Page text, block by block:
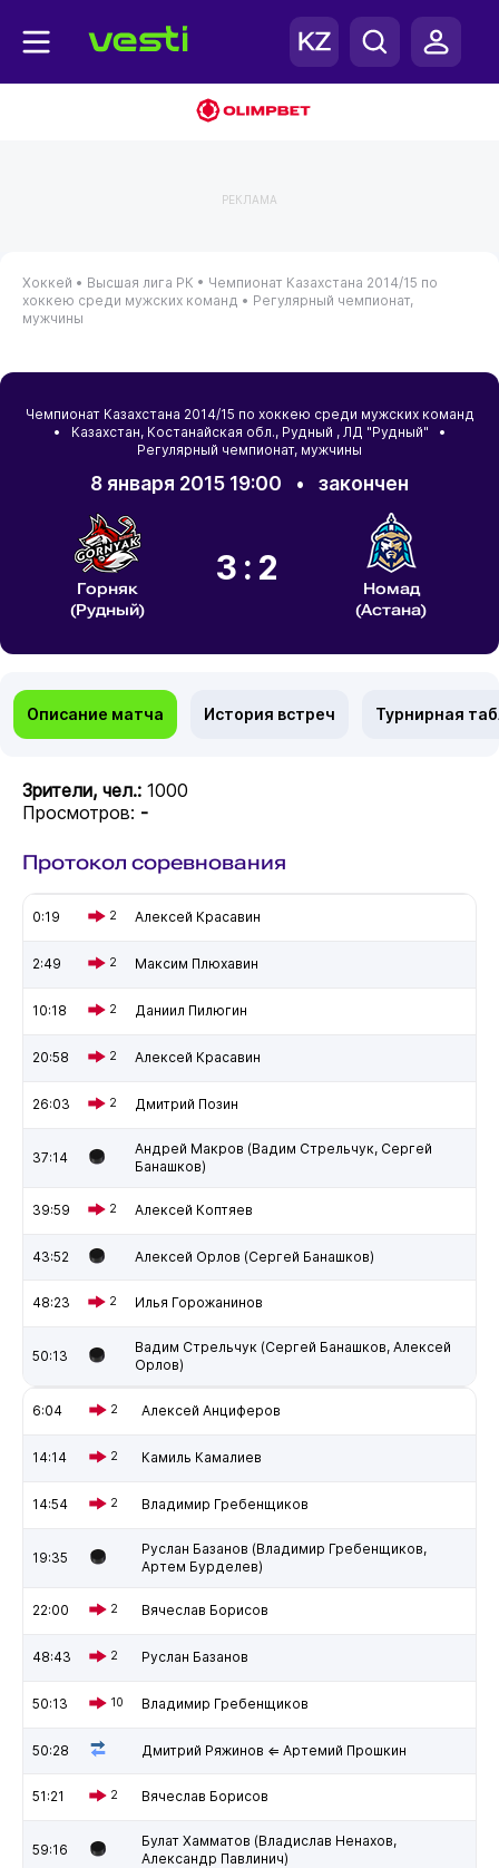
РЕКЛАМА
Хоккей • Высшая лига РК • Чемпионат Казахстана 2014/15 по
хоккею среди мужских команд • Регулярный чемпионат,
мужчины
Чемпионат Казахстана 2014/15 по хоккею среди мужских команд
• Казахстан, Костанайская обл., Рудный , ЛД "Рудный" •
Регулярный чемпионат, мужчины
8 января 2015 19:00 • закончен
Горняк
(Рудный)
3:2
Номад
(Астана)
Описание матча История встреч Турнирная
Зрители, чел.: 1000
Просмотров: -
Протокол соревнования
0:19 2 Алексей Красавин
2:49 2 Максим Плюхавин
10:18 2 Даниил Пилюгин
20:58 2 Алексей Красавин
26:03 2 Дмитрий Позин
37:14
Андрей Макров (Вадим Стрельчук, Сергей
Банашков)
39:59 2 Алексей Коптяев
43:52 Алексей Орлов (Сергей Банашков)
48:23 2 Илья Горожанинов
50:13
Вадим Стрельчук (Сергей Банашков, Алексей
Орлов)
6:04 2 Алексей Анциферов
14:14 2 Камиль Камалиев
14:54 2 Владимир Гребенщиков
19:35
Руслан Базанов (Владимир Гребенщиков,
Артем Бурделев)
22:00 2 Вячеслав Борисов
48:43 2 Руслан Базанов
50:13 10 Владимир Гребенщиков
50:28 Дмитрий Ряжинов ⇐ Артемий Прошкин
51:21 2 Вячеслав Борисов
59:16
Булат Хамматов (Владислав Ненахов,
Александр Павлинич)